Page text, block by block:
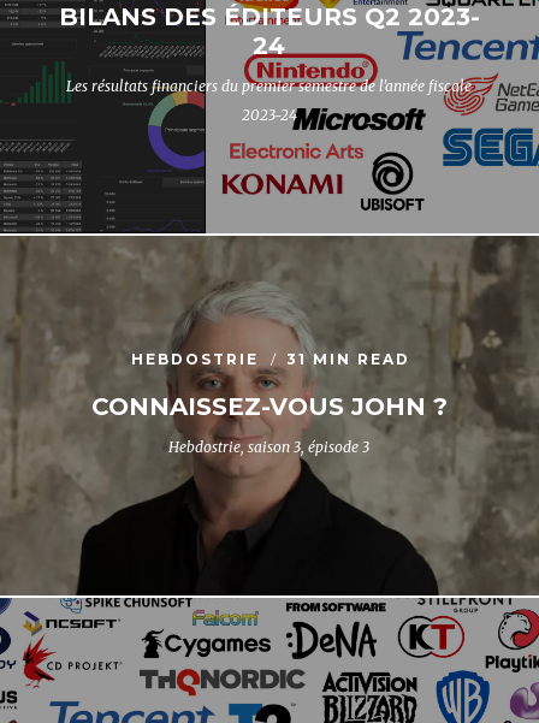
BILANS DES ÉDITEURS Q2 2023-
24
Les résultats financiers du premier semestre de l'année fiscale
2023-24
HEBDOSTRIE 31 MIN READ
CONNAISSEZ-VOUS JOHN ?
Hebdostrie, saison 3, épisode 3